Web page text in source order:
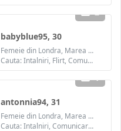
2
babyblue95, 30
Femeie din Londra, Marea Britanie
Cauta: Intalniri, Flirt, Comunicare / chat, Prietenie, Casatorie
1
antonnia94, 31
Femeie din Londra, Marea Britanie
Cauta: Intalniri, Comunicare / chat, Prietenie